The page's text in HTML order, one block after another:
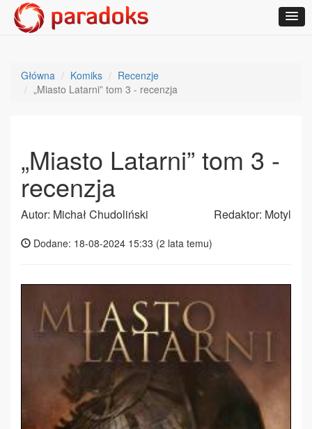
Główna Komiks
Recenzje
„Miasto Latarni” tom 3 - recenzja
„Miasto Latarni” tom 3 -
recenzja
Autor: Michał Chudoliński Redaktor: Motyl
Dodane: 18-08-2024 15:33 (2 lata temu)